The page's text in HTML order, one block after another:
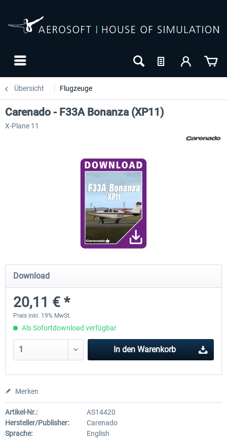
Übersicht Flugzeuge
Diamond DA-62
37,95 € *
Cessna 208 Grand Caravan
Carenado - F33A Bonanza (XP11)
X-Plane 11
Download
20,11 € *
Preis inkl. 19% MwSt.
Als Sofortdownload verfügbar
In den Warenkorb
Merken
Artikel-Nr.:
AS14420
Hersteller/Publisher:
Carenado
Sprache:
English